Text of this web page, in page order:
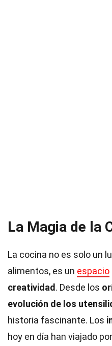
La Magia de la
La cocina no es solo un
alimentos, es un espacio
creatividad . Desde los
evolución de los
historia fascinante. Los
hoy en día han viajado